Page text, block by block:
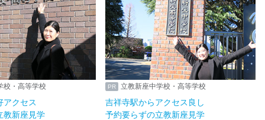
校・高等学校
アクセス
教新座見学
立教新座中学校・高等学校
吉祥寺駅からアクセス良し
予約要らずの立教新座見学